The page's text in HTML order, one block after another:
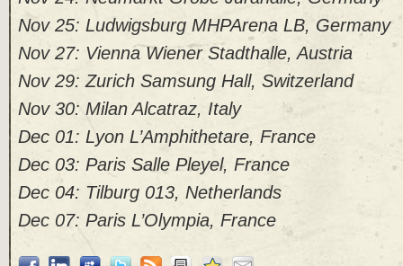
Nov 25: Ludwigsburg MHPArena LB, Germany
Nov 27: Vienna Wiener Stadthalle, Austria
Nov 29: Zurich Samsung Hall, Switzerland
Nov 30: Milan Alcatraz, Italy
Dec 01: Lyon L’Amphithetare, France
Dec 03: Paris Salle Pleyel, France
Dec 04: Tilburg 013, Netherlands
Dec 07: Paris L’Olympia, France